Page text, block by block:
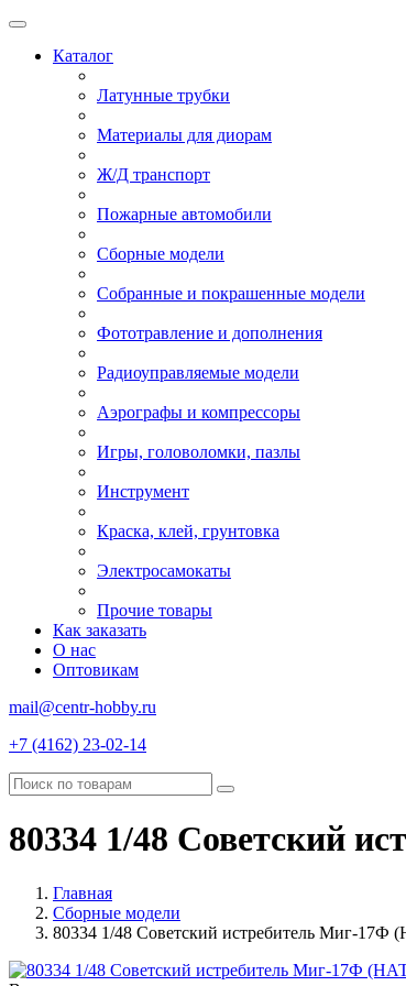
Каталог
Латунные трубки
Материалы для диорам
Ж/Д транспорт
Пожарные автомобили
Сборные модели
Собранные и покрашенные модели
Фототравление и дополнения
Радиоуправляемые модели
Аэрографы и компрессоры
Игры, головоломки, пазлы
Инструмент
Краска, клей, грунтовка
Электросамокаты
Прочие товары
Как заказать
О нас
Оптовикам
mail@centr-hobby.ru
+7 (4162) 23-02-14
80334 1/48 Советский
Главная
Сборные модели
80334 1/48 Советский истребитель Миг-17Ф